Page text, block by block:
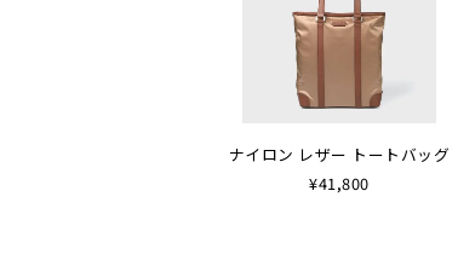
ナイロン レザー トートバッグ
¥41,800